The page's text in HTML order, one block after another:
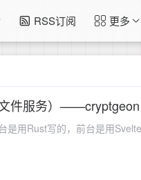
RSS订阅 更多
文件服务）——cryptgeon
用Rust写的，前台是用